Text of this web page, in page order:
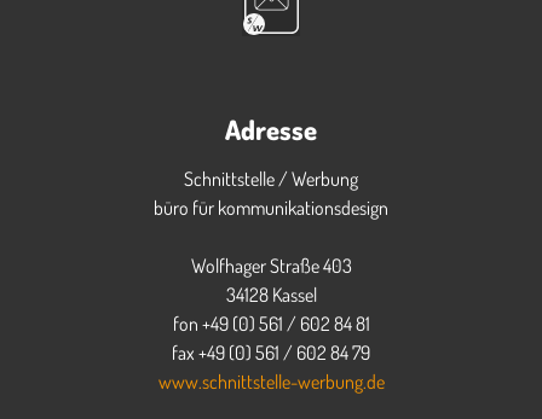
Adresse
Schnittstelle / Werbung
büro für kommunikationsdesign
Wolfhager Straße 403
34128 Kassel
fon +49 (0) 561 / 602 84 81
fax +49 (0) 561 / 602 84 79
www.schnittstelle-werbung.de